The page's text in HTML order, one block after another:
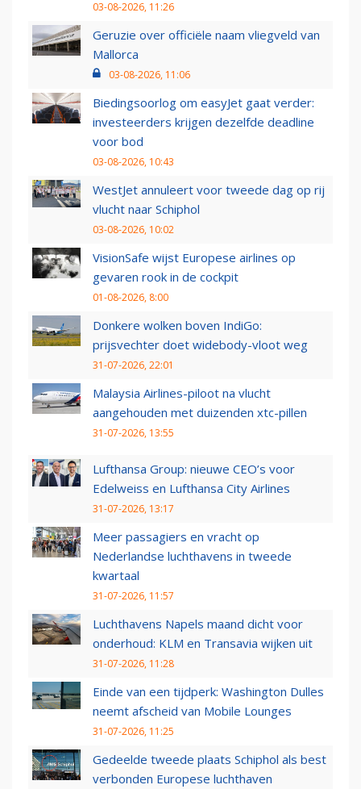
03-08-2026, 11:26
Geruzie over officiële naam vliegveld van
Mallorca
03-08-2026, 11:06
Biedingsoorlog om easyJet gaat verder:
investeerders krijgen dezelfde deadline
voor bod
03-08-2026, 10:43
WestJet annuleert voor tweede dag op rij
vlucht naar Schiphol
03-08-2026, 10:02
VisionSafe wijst Europese airlines op
gevaren rook in de cockpit
01-08-2026, 8:00
Donkere wolken boven IndiGo:
prijsvechter doet widebody-vloot weg
31-07-2026, 22:01
Malaysia Airlines-piloot na vlucht
aangehouden met duizenden xtc-pillen
31-07-2026, 13:55
Lufthansa Group: nieuwe CEO’s voor
Edelweiss en Lufthansa City Airlines
31-07-2026, 13:17
Meer passagiers en vracht op
Nederlandse luchthavens in tweede
kwartaal
31-07-2026, 11:57
Luchthavens Napels maand dicht voor
onderhoud: KLM en Transavia wijken uit
31-07-2026, 11:28
Einde van een tijdperk: Washington Dulles
neemt afscheid van Mobile Lounges
31-07-2026, 11:25
Gedeelde tweede plaats Schiphol als best
verbonden Europese luchthaven